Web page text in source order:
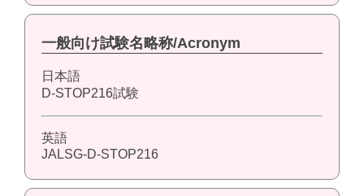
一般向け試験名略称/Acronym
日本語
D-STOP216試験
英語
JALSG-D-STOP216